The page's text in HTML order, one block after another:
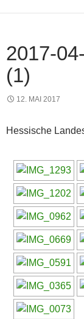
2017-
(1)
12. MAI 2017
Hessische